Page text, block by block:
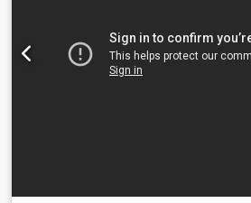
ponudu Konica Minolta produkcijskih
zahtjevu vršimo isporuku diljem
obratite za dodatne informacije.